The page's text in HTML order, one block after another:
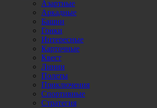
Азартные
Аркадные
Башни
Гонки
Интересные
Карточные
Квест
Линии
Полеты
Приключения
Спортивные
Стратегия